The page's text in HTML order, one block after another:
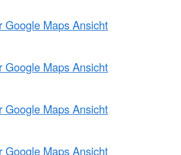
Google Maps Ansicht
Google Maps Ansicht
Google Maps Ansicht
Google Maps Ansicht